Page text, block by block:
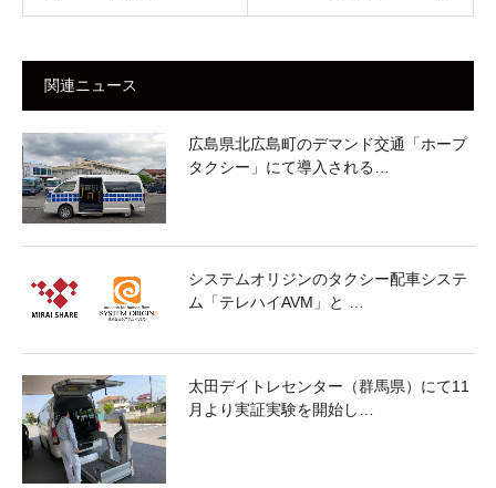
関連ニュース
広島県北広島町のデマンド交通「ホープ
タクシー」にて導入される…
システムオリジンのタクシー配車システ
ム「テレハイAVM」と …
太田デイトレセンター（群馬県）にて11
月より実証実験を開始し…